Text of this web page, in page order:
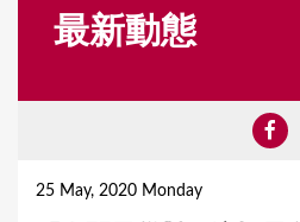
最新動態
25 May, 2020 Monday